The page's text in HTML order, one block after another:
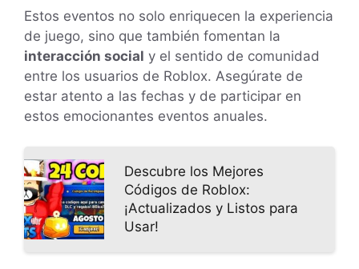
Estos eventos no solo enriquecen la experiencia
de juego, sino que también fomentan la
interacción social y el sentido de comunidad
entre los usuarios de Roblox. Asegúrate de
estar atento a las fechas y de participar en
estos emocionantes eventos anuales.
Descubre los Mejores
Códigos de Roblox:
¡Actualizados y Listos para
Usar!